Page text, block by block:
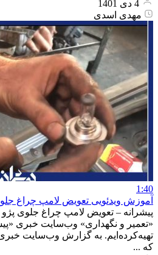
مهدی اسدی
1:40
آموزش ویدئویی تعویض لامپ چراغ جلوی
«تعمیر و نگهداری» وب‌سایت خبری
تهیه‌کرده‌ایم. به گزارش وب‌سایت خبری
که ...